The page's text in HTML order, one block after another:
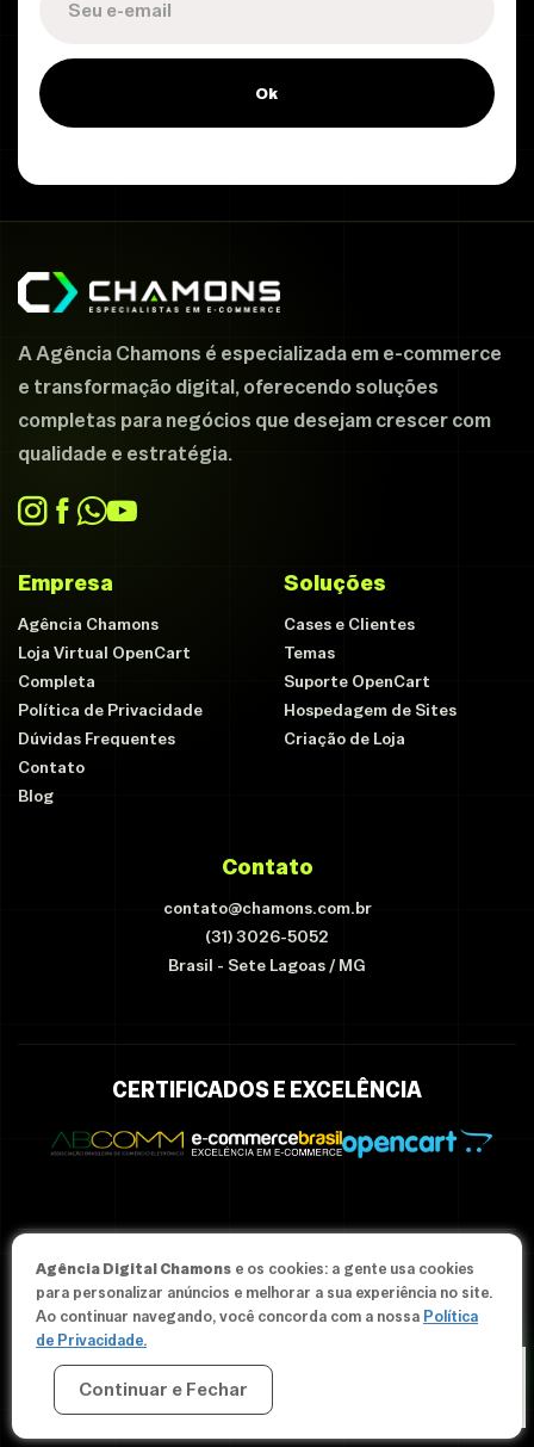
Ok
A Agência Chamons é especializada em e-commerce
e transformação digital, oferecendo soluções
completas para negócios que desejam crescer com
qualidade e estratégia.
Empresa
Agência Chamons
Loja Virtual OpenCart
Completa
Política de Privacidade
Dúvidas Frequentes
Contato
Blog
Soluções
Cases e Clientes
Temas
Suporte OpenCart
Hospedagem de Sites
Criação de Loja
Contato
contato@chamons.com.br
(31) 3026-5052
Brasil - Sete Lagoas / MG
CERTIFICADOS E EXCELÊNCIA
© Since 2012-2026 Agência Chamons - Todos os direitos
reservados.
Agência Digital Chamons e os cookies: a gente usa cookies
para personalizar anúncios e melhorar a sua experiência no site.
Ao continuar navegando, você concorda com a nossa Política
de Privacidade.
Continuar e Fechar